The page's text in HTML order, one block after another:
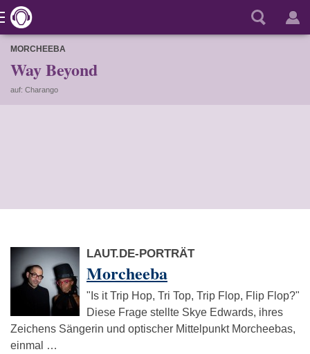
MORCHEEBA
Way Beyond
auf: Charango
LAUT.DE-PORTRÄT
Morcheeba
"Is it Trip Hop, Tri Top, Trip Flop, Flip Flop?"
Diese Frage stellte Skye Edwards, ihres
Zeichens Sängerin und optischer Mittelpunkt Morcheebas,
einmal …